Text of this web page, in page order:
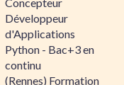
Développeur
d'Applications
Python - Bac+3 en
continu
(Rennes) Formation